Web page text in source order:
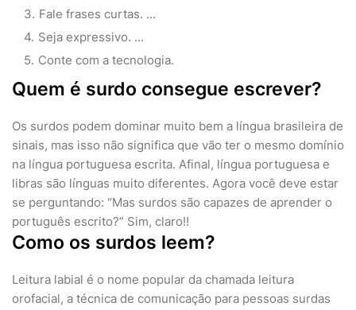
Fale frases curtas. ...
Seja expressivo. ...
Conte com a tecnologia.
Quem é surdo consegue escrever?
Os surdos podem dominar muito bem a língua brasileira de
sinais, mas isso não significa que vão ter o mesmo domínio
na língua portuguesa escrita. Afinal, língua portuguesa e
libras são línguas muito diferentes. Agora você deve estar
se perguntando: “Mas surdos são capazes de aprender o
português escrito?” Sim, claro!!
Como os surdos leem?
Leitura labial é o nome popular da chamada leitura
orofacial, a técnica de comunicação para pessoas surdas